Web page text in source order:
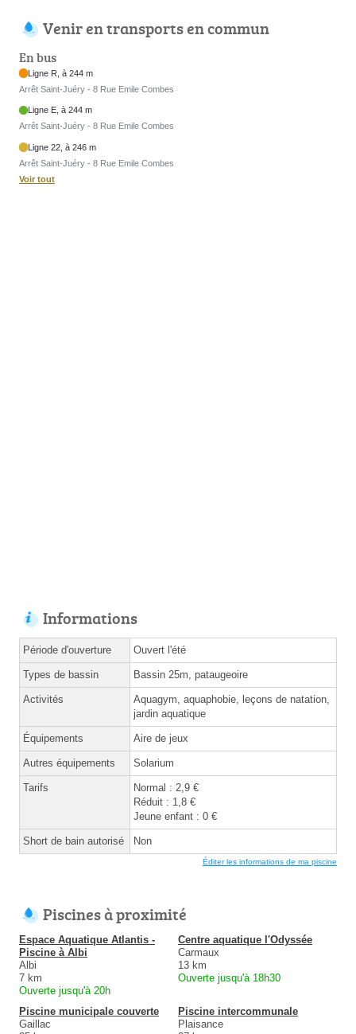
Venir en transports en commun
En bus
Ligne R, à 244 m
Arrêt Saint-Juéry - 8 Rue Emile Combes
Ligne E, à 244 m
Arrêt Saint-Juéry - 8 Rue Emile Combes
Ligne 22, à 246 m
Arrêt Saint-Juéry - 8 Rue Emile Combes
Voir tout
Informations
Période d'ouverture Ouvert l'été
Types de bassin Bassin 25m, pataugeoire
Activités
Aquagym, aquaphobie, leçons de natation,
jardin aquatique
Équipements Aire de jeux
Autres équipements Solarium
Tarifs
Normal : 2,9 €
Réduit : 1,8 €
Jeune enfant : 0 €
Short de bain autorisé Non
Éditer les informations de ma piscine
Piscines à proximité
Espace Aquatique Atlantis -
Piscine à Albi
Albi
7 km
Ouverte jusqu'à 20h
Centre aquatique l'Odyssée
Carmaux
13 km
Ouverte jusqu'à 18h30
Piscine municipale couverte
Gaillac
Piscine intercommunale
Plaisance